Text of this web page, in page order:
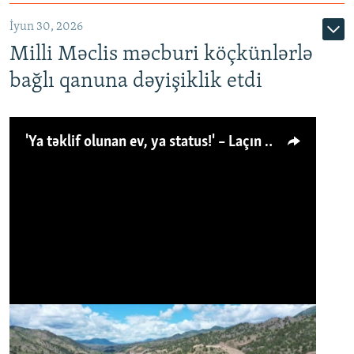
İyun 30, 2026
Milli Məclis məcburi köçkünlərlə
bağlı qanuna dəyişiklik etdi
'Ya təklif olunan ev, ya status!' – Laçın köçkünü: 'Laçından başqa heç hara!'